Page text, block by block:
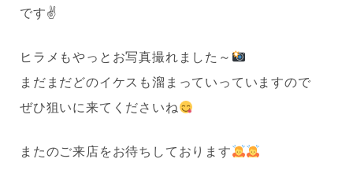
です✌️
ヒラメもやっとお写真撮れました～
まだまだどのイケスも溜まっていっていますので
ぜひ狙いに来てくださいね
またのご来店をお待ちしております